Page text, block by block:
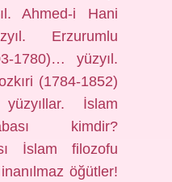
Ahmed-i Hani
Erzurumlu
1780)… yüzyıl.
(1784-1852)
İslam
kimdir?
İslam filozofu
inanılmaz öğütler!